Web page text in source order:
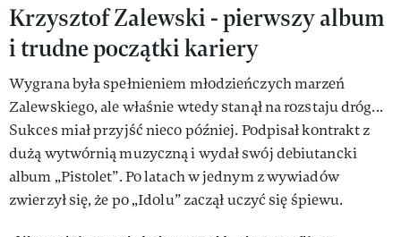
Krzysztof Zalewski - pierwszy album
i trudne początki kariery
Wygrana była spełnieniem młodzieńczych marzeń
Zalewskiego, ale właśnie wtedy stanął na rozstaju dróg...
Sukces miał przyjść nieco później. Podpisał kontrakt z
dużą wytwórnią muzyczną i wydał swój debiutancki
album „Pistolet”. Po latach w jednym z wywiadów
zwierzył się, że po „Idolu” zaczął uczyć się śpiewu.